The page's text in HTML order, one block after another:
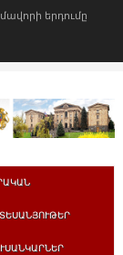
երդումը
ՏԵՍԱՆՅՈՒԹԵՐ